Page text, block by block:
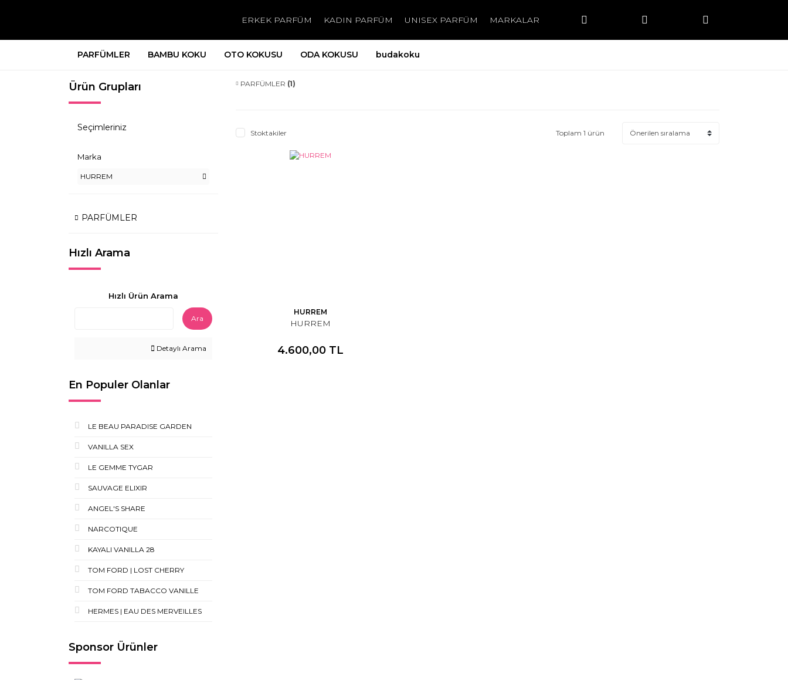
ERKEK PARFÜM KADIN PARFÜM UNISEX PARFÜM MARKALAR
PARFÜMLER BAMBU KOKU OTO KOKUSU ODA KOKUSU budakoku
Ürün Grupları
Seçimleriniz
Marka
HURREM
PARFÜMLER
Hızlı Arama
Hızlı Ürün Arama
Ara
Detaylı Arama
En Populer Olanlar
LE BEAU PARADISE GARDEN
VANILLA SEX
LE GEMME TYGAR
SAUVAGE ELIXIR
ANGEL'S SHARE
NARCOTIQUE
KAYALI VANILLA 28
TOM FORD | LOST CHERRY
TOM FORD TABACCO VANILLE
HERMES | EAU DES MERVEILLES
Sponsor Ürünler
PARFÜMLER (1)
Stoktakiler Toplam 1 ürün
HURREM
HURREM
4.600,00 TL